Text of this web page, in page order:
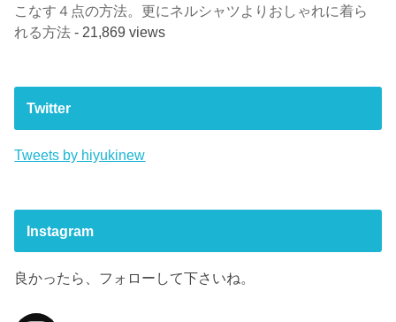
こなす４点の方法。更にネルシャツよりおしゃれに着ら
れる方法 - 21,869 views
Twitter
Tweets by hiyukinew
Instagram
良かったら、フォローして下さいね。